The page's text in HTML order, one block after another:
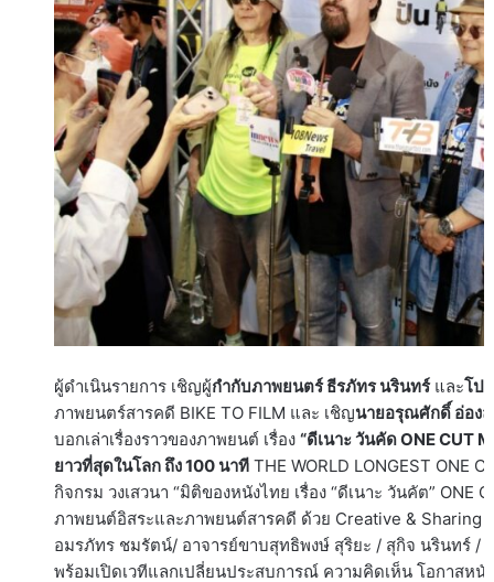
ผู้ดำเนินรายการ เชิญผู้กำกับภาพยนตร์ ธีรภัทร นรินทร์และโป
ภาพยนตร์สารคดี BIKE TO FILM และ เชิญนายอรุณศักดิ์ อ่อง
บอกเล่าเรื่องราวของภาพยนต์ เรื่อง “ดีเนาะ วันคัด ONE CUT
ยาวที่สุดในโลก ถึง 100 นาทีTHE WORLD LONGEST ONE
กิจกรม วงเสวนา “มิติของหนังไทย เรื่อง “ดีเนาะ วันคัต” ONE
ภาพยนต์อิสระและภาพยนต์สารคดี ด้วย Creative & Sharing
อมรภัทร ชมรัตน์/ อาจารย์ขาบสุทธิพงษ์ สุริยะ / สุกิจ นรินทร์ /
พร้อมเปิดเวทีแลกเปลี่ยนประสบการณ์ ความคิดเห็น โอกาสหนั